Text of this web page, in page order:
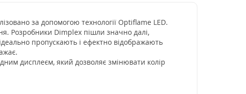
за допомогою технології Optiflame LED.
Розробники Dimplex пішли значно далі,
пропускають і ефектно відображають
дисплеєм, який дозволяє змінювати колір